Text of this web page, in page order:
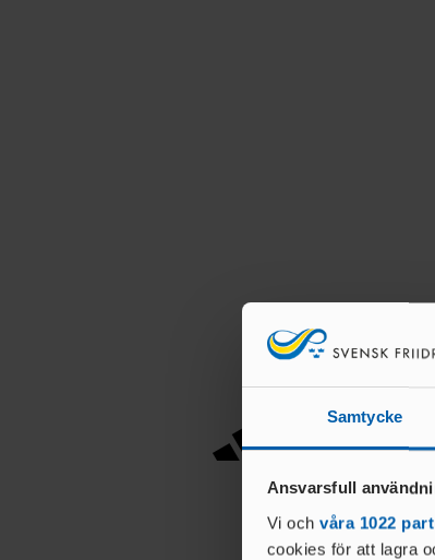
Samtycke
Ansvarsfull
Vi och våra 1022
cookies för att lagra